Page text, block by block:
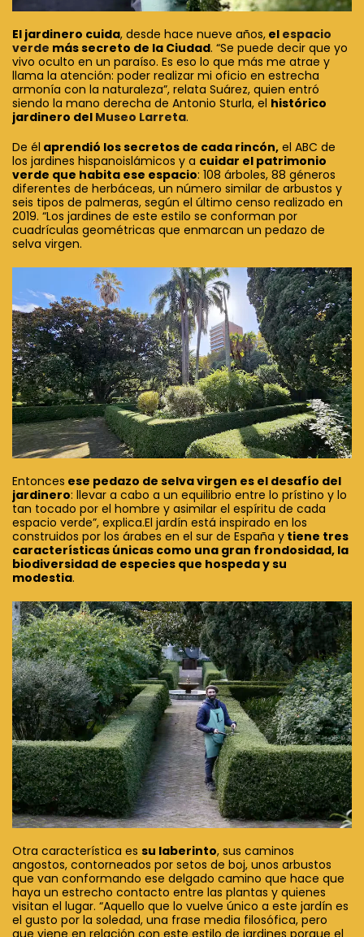
El jardinero cuida, desde hace nueve años, el espacio
verde más secreto de la Ciudad. “Se puede decir que yo
vivo oculto en un paraíso. Es eso lo que más me atrae y
llama la atención: poder realizar mi oficio en estrecha
armonía con la naturaleza”, relata Suárez, quien entró
siendo la mano derecha de Antonio Sturla, el histórico
jardinero del Museo Larreta.
De él aprendió los secretos de cada rincón, el ABC de
los jardines hispanoislámicos y a cuidar el patrimonio
verde que habita ese espacio: 108 árboles, 88 géneros
diferentes de herbáceas, un número similar de arbustos y
seis tipos de palmeras, según el último censo realizado en
2019. “Los jardines de este estilo se conforman por
cuadrículas geométricas que enmarcan un pedazo de
selva virgen.
Entonces ese pedazo de selva virgen es el desafío del
jardinero: llevar a cabo a un equilibrio entre lo prístino y lo
tan tocado por el hombre y asimilar el espíritu de cada
espacio verde”, explica.El jardín está inspirado en los
construidos por los árabes en el sur de España y tiene tres
características únicas como una gran frondosidad, la
biodiversidad de especies que hospeda y su
modestia.
Otra característica es su laberinto, sus caminos
angostos, contorneados por setos de boj, unos arbustos
que van conformando ese delgado camino que hace que
haya un estrecho contacto entre las plantas y quienes
visitan el lugar. “Aquello que lo vuelve único a este jardín es
el gusto por la soledad, una frase media filosófica, pero